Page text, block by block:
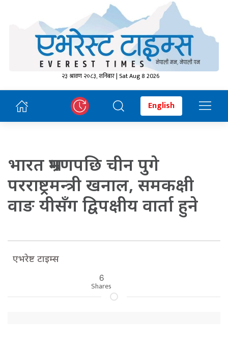
२३ श्रावण २०८३, शनिबार | Sat Aug 8 2026
English
भारत भ्रमणपछि चीन पुगे
परराष्ट्रमन्त्री खनाल, समकक्षी
वाङ यीसँग द्विपक्षीय वार्ता हुने
एभरेष्ट टाइम्स
6
Shares